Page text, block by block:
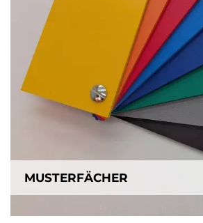
MUSTERFÄCHER